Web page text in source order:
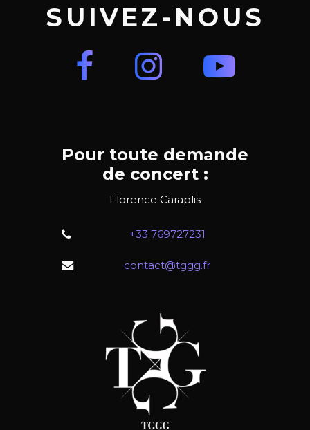
SUIVEZ-NOUS
Pour toute demande
de concert :
Florence Caraplis
+33 769727231
contact@tggg.fr